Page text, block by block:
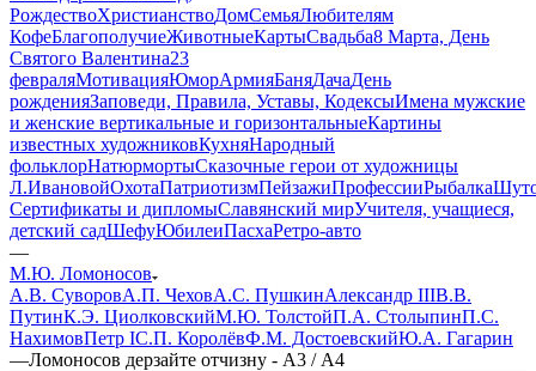
РождествоХристианствоДомСемьяЛюбителям
КофеБлагополучиеЖивотныеКартыСвадьба8 Марта, День
Святого Валентина23
февраляМотивацияЮморАрмияБаняДачаДень
рожденияЗаповеди, Правила, Уставы, КодексыИмена мужские
и женские вертикальные и горизонтальныеКартины
известных художниковКухняНародный
фольклорНатюрмортыСказочные герои от художницы
Л.ИвановойОхотаПатриотизмПейзажиПрофессииРыбалка
Сертификаты и дипломыСлавянский мирУчителя, учащиеся,
детский садШефуЮбилеиПасхаРетро-авто
—
М.Ю. Ломоносов
А.В. СуворовА.П. ЧеховА.С. ПушкинАлександр IIIВ.В.
ПутинК.Э. ЦиолковскийМ.Ю. ТолстойП.А. СтолыпинП.С.
НахимовПетр IС.П. КоролёвФ.М. ДостоевскийЮ.А. Гагарин
—Ломоносов дерзайте отчизну - А3 / А4